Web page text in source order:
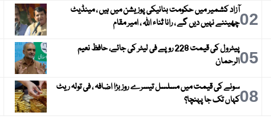
02آزاد کشمیر میں حکومت بنانیکی پوزیشن میں ہیں ، مینڈیٹ
چھیننے نہیں دیں گے ، رانا ثناء اللہ ، امیر مقام
05
پیٹرول کی قیمت 228 روپے فی لیٹر کی جائے، حافظ نعیم
الرحمان
08سونے کی قیمت میں مسلسل تیسرے روز بڑا اضافہ ، فی تولہ ریٹ
کہاں تک جا پہنچا؟